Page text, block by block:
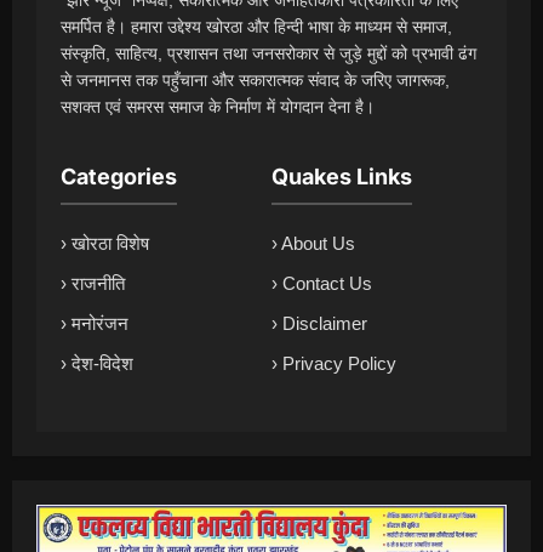
समर्पित है। हमारा उद्देश्य खोरठा और हिन्दी भाषा के माध्यम से समाज,
संस्कृति, साहित्य, प्रशासन तथा जनसरोकार से जुड़े मुद्दों को प्रभावी ढंग
से जनमानस तक पहुँचाना और सकारात्मक संवाद के जरिए जागरूक,
सशक्त एवं समरस समाज के निर्माण में योगदान देना है।
Categories
› खोरठा विशेष
› राजनीति
› मनोरंजन
› देश-विदेश
Quakes Links
› About Us
› Contact Us
› Disclaimer
› Privacy Policy